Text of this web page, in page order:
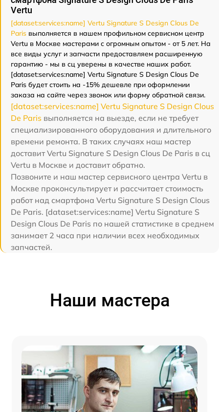
Vertu
[dataset:services:name] Vertu Signature S Design Clous De
Paris выполняется в нашем профильном сервисном центр
Vertu в Москве мастерами с огромным опытом - от 5 лет. На
все виды услуг и запчасти предоставляем расширенную
гарантию - мы в сц уверены в качестве наших работ.
[dataset:services:name] Vertu Signature S Design Clous De
Paris будет стоить на -15% дешевле при оформлении
заказа на сайте через звонок или форму обратной связи.
[dataset:services:name] Vertu Signature S Design Clous
De Paris выполняется на выезде, если не требует
специализированного оборудования и длительного
времени ремонта. В таких случаях наш мастер
доставит Vertu Signature S Design Clous De Paris в сц
Vertu в Москве и доставит обратно.
Позвоните и наш мастер сервисного центра Vertu в
Москве проконсультирует и рассчитает стоимость
работ над смартфона Vertu Signature S Design Clous
De Paris. [dataset:services:name] Vertu Signature S
Design Clous De Paris по нашей статистике в среднем
занимает 2 часа при наличии всех необходимых
запчастей.
Наши мастера